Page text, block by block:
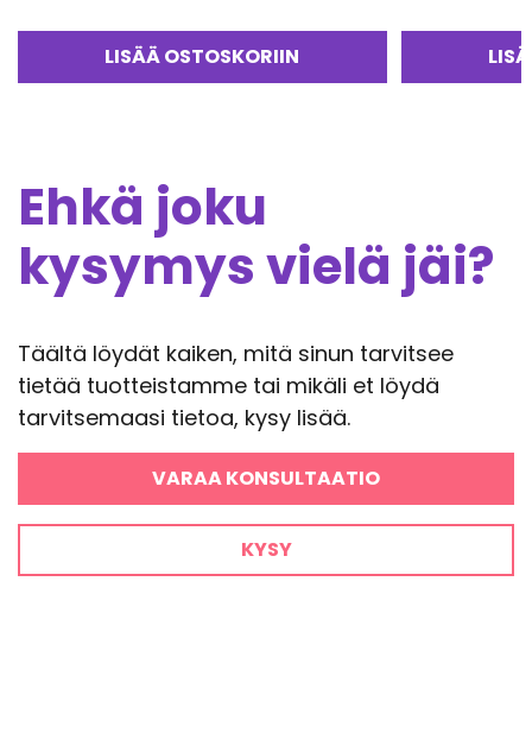
LISÄÄ OSTOSKORIIN
Ehkä joku
kysymys vielä jäi?
Täältä löydät kaiken, mitä sinun tarvitsee
tietää tuotteistamme tai mikäli et löydä
tarvitsemaasi tietoa, kysy lisää.
VARAA KONSULTAATIO
KYSY